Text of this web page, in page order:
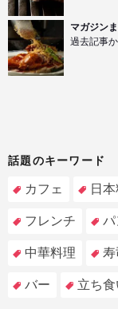
マガジン
過去記事
話題のキーワード
カフェ 日
フレンチ パ
中華料理 寿
バー 立ち